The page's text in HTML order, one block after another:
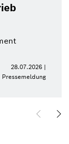
28.07.2026 |
Pressemeldung